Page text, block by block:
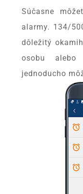
Súčasne
alarmy. 134/
dôležitý
osobu
jednoducho